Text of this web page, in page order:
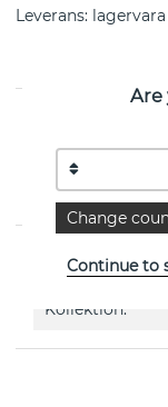
Leverans:
Two Elephant
silver/
JEWELLERY
EGENSKAPER
Kollektion:
Are
Change
Continue to